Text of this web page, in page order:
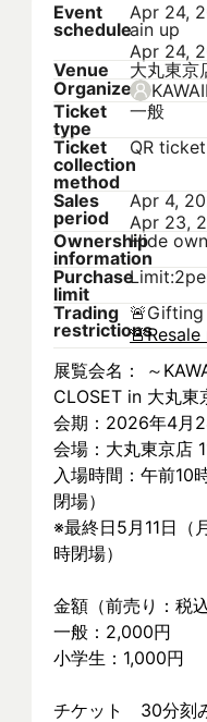
Event
schedule
Apr 24,
ain up
Apr 24,
Venue
大丸東京
Organizer
Ticket
type
一般
Ticket
collection
method
QR
Sales
period
Apr 4,
Apr 23,
Ownership
information
Hide
Purchase
limit
Trading
restrictions
🚨
🚨
展覧会名： ～
CLOSET in 大丸東
会期：2026年4月
会場：大丸東京店
入場時間：午前10
閉場）
※最終日5月11日（
時閉場）
金額（前売り：税込
一般：2,000円
小学生：1,000円
チケット　30分刻